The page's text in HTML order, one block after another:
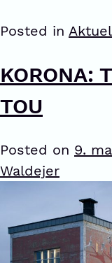
Posted in
KORONA:
TOU
Posted on 9.
Waldejer